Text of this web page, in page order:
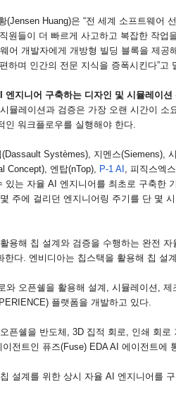
(Jensen Huang)은 “전 세계 소프트웨어
원들이 더 빠르게 사고하고 복잡한 작업
어 개발자에게 개방형 빌딩 블록을 제공
하며 인간의 전문 지식을 증폭시킨다”고
엔지니어 구축하는 디자인 및 시뮬레이션
뮬레이션과 검증은 가장 오랜 시간이 소
인 워크플로우를 실행해야 한다.
(Dassault Systèmes), 지멘스(Siemens),
Concept), 엔탑(nTop), P-1 AI , 피직스엑스
있는 자율 AI 엔지니어를 최초로 구축한
주에 걸리던 엔지니어링 주기를 단 몇
용해 칩 설계와 검증을 수행하는 완전 자
한다. 엔비디아는 칩스택을 활용해 칩 설
와 오픈쉘을 활용해 설계 , 시뮬레이션 , 제
플랫폼을 개발하고 있다.
픈쉘을 반도체 , 3D 집적 회로, 인쇄 회로
전트인 퓨즈(Fuse) EDA AI 에이전트에
설계를 위한 상시 자율 AI 엔지니어를